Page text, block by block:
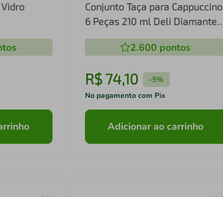
Conjunto Taça para Cappuccino
6 Peças 210 ml Deli Diamante
com Fio de Ouro Lyor
2.600 pontos
R$ 74,10 -5%
No pagamento com Pix
Adicionar ao carrinho